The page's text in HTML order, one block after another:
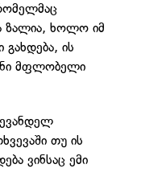
ზალია, ხოლო იმ
ის
მფლობელი
თუ ის
ვინსაც ემი